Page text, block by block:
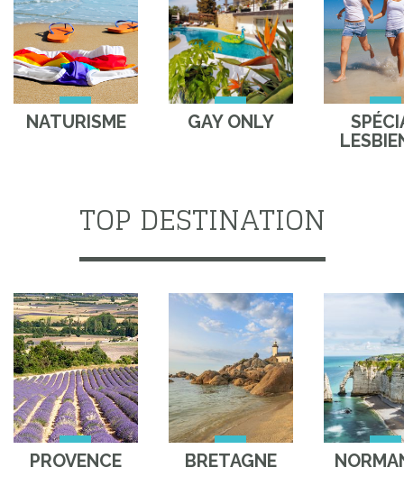
NATURISME GAY ONLY
TOP DESTINATION
PROVENCE BRETAGNE